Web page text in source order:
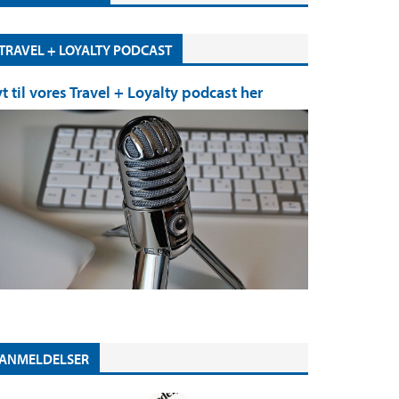
+ LOYALTY PODCAST
til vores Travel + Loyalty podcast her